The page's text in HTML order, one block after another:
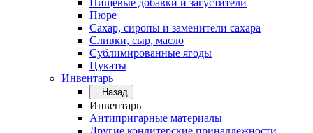
Пищевые добавки и загустители
Пюре
Сахар, сиропы и заменители сахара
Сливки, сыр, масло
Сублимированные ягоды
Цукаты
Инвентарь
Назад
Инвентарь
Антипригарные материалы
Другие кондитерские принадлежности